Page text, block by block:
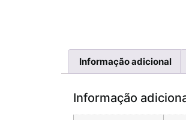
Informação adicional
Informação